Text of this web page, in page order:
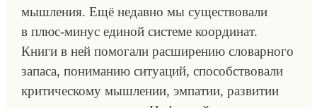
мышления. Ещё недавно мы существовали
в плюс-минус единой системе координат.
Книги в ней помогали расширению словарного
запаса, пониманию ситуаций, способствовали
критическому мышлении, эмпатии, развитии